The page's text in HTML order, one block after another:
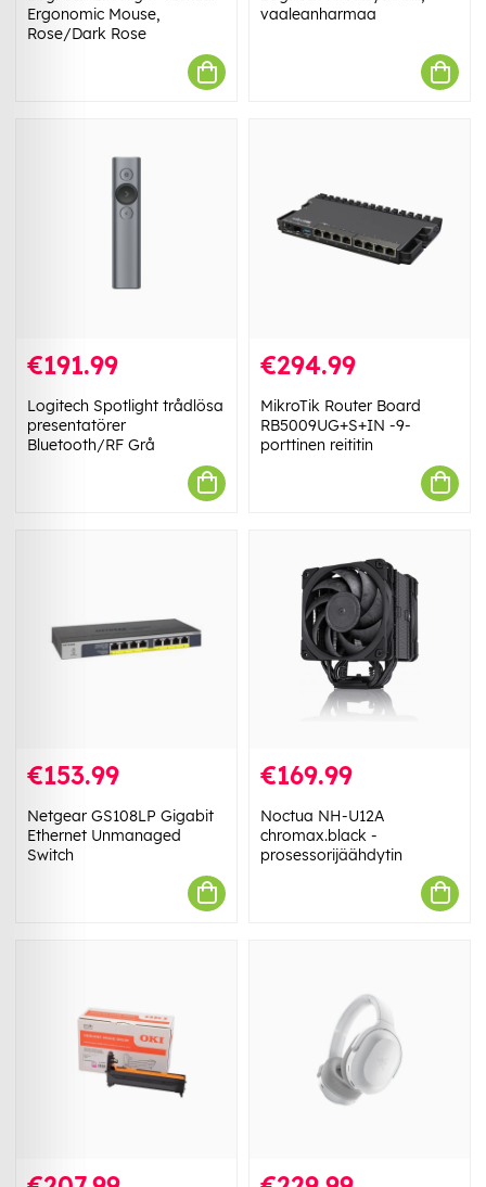
Ergonomic Mouse,
Rose/Dark Rose
vaaleanharmaa
€191.99
Logitech Spotlight trådlösa
presentatörer
Bluetooth/RF Grå
€294.99
MikroTik Router Board
RB5009UG+S+IN -9-
porttinen reititin
€153.99
Netgear GS108LP Gigabit
Ethernet Unmanaged
Switch
€169.99
Noctua NH-U12A
chromax.black -
prosessorijäähdytin